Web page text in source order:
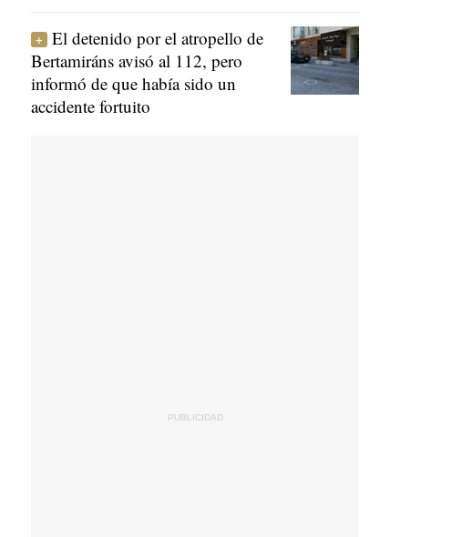
El detenido por el atropello de
Bertamiráns avisó al 112, pero
informó de que había sido un
accidente fortuito